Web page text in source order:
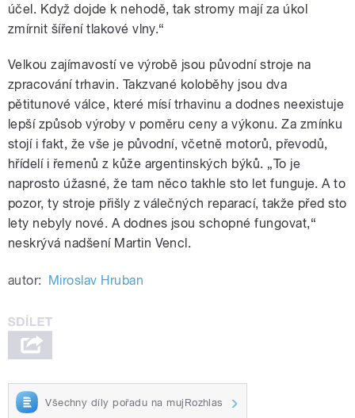
účel. Když dojde k nehodě, tak stromy mají za úkol
zmírnit šíření tlakové vlny.“
Velkou zajímavostí ve výrobě jsou původní stroje na
zpracování trhavin. Takzvané koloběhy jsou dva
pětitunové válce, které mísí trhavinu a dodnes neexistuje
lepší způsob výroby v poměru ceny a výkonu. Za zmínku
stojí i fakt, že vše je původní, včetně motorů, převodů,
hřídelí i řemenů z kůže argentinských býků. „To je
naprosto úžasné, že tam něco takhle sto let funguje. A to
pozor, ty stroje přišly z válečných reparací, takže před sto
lety nebyly nové. A dodnes jsou schopné fungovat,“
neskrývá nadšení Martin Vencl.
autor: Miroslav Hruban
Všechny díly pořadu na mujRozhlas